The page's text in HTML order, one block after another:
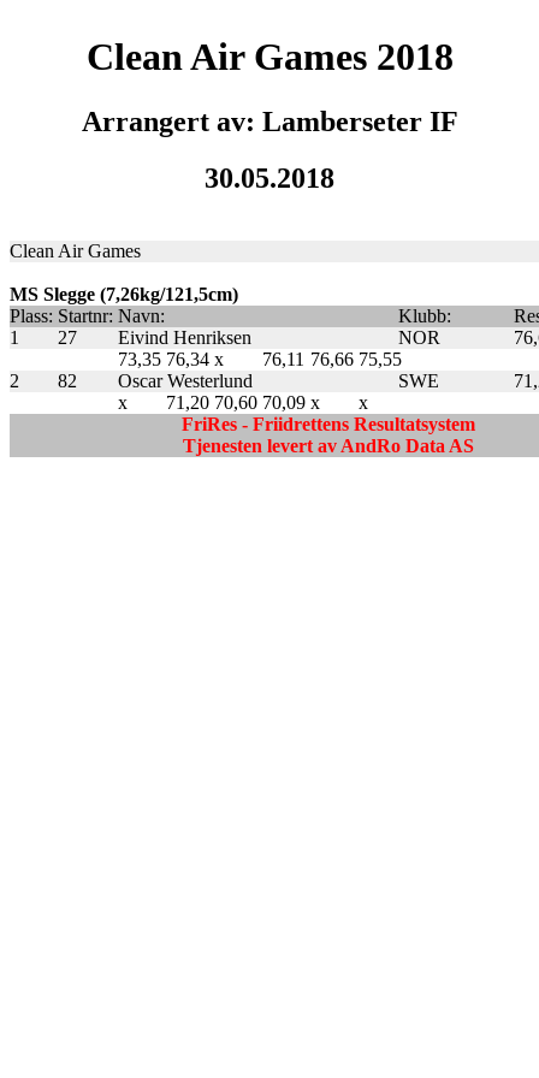
Clean Air Games 2018
Arrangert av: Lamberseter IF
30.05.2018
Clean Air Games
MS Slegge (7,26kg/121,5cm)
Plass: Startnr: Navn: Klubb:
1
27 Eivind Henriksen NOR
73,35 76,34 x 76,11 76,66 75,55
2
82 Oscar Westerlund SWE
x
71,20 70,60 70,09 x
x
FriRes - Friidrettens Resultatsystem
Tjenesten levert av AndRo Data AS